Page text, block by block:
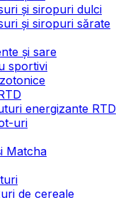
și siropuri dulci
și siropuri sărate
și sare
sportivi
energizante RTD
uri
Matcha
de cereale